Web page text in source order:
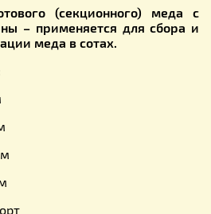
(секционного) меда с
– применяется для сбора и
меда в сотах.